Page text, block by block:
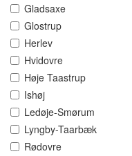
Gladsaxe
Glostrup
Herlev
Hvidovre
Høje Taastrup
Ishøj
Ledøje-Smørum
Lyngby-Taarbæk
Rødovre